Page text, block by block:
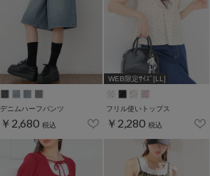
デニムハーフパンツ
￥2,680 税込
WEB限定ｻｲｽﾞ[LL]
フリル使いトップス
￥2,280 税込